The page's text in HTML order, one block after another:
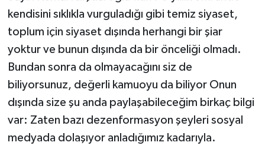
kendisini sıklıkla vurguladığı gibi temiz siyaset,
toplum için siyaset dışında herhangi bir şiar
yoktur ve bunun dışında da bir önceliği olmadı.
Bundan sonra da olmayacağını siz de
biliyorsunuz, değerli kamuoyu da biliyor Onun
dışında size şu anda paylaşabileceğim birkaç bilgi
var: Zaten bazı dezenformasyon şeyleri sosyal
medyada dolaşıyor anladığımız kadarıyla.